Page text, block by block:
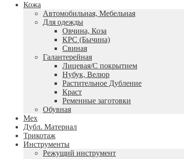
Кожа
Автомобильная, Мебельная
Для одежды
Овчина, Коза
КРС (Бычина)
Свиная
Галантерейная
Лицевая/С покрытием
Нубук, Велюр
Растительное Дубление
Краст
Ременные заготовки
Обувная
Мех
Дубл. Материал
Трикотаж
Инструменты
Режущий инструмент